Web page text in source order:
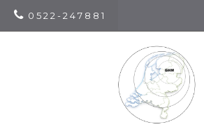
0 5 2 2 - 2 4 7 8 8 1